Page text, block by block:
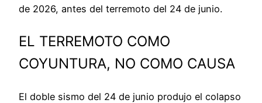
de 2026, antes del terremoto del 24 de junio.
EL TERREMOTO COMO
COYUNTURA, NO COMO CAUSA
El doble sismo del 24 de junio produjo el colapso